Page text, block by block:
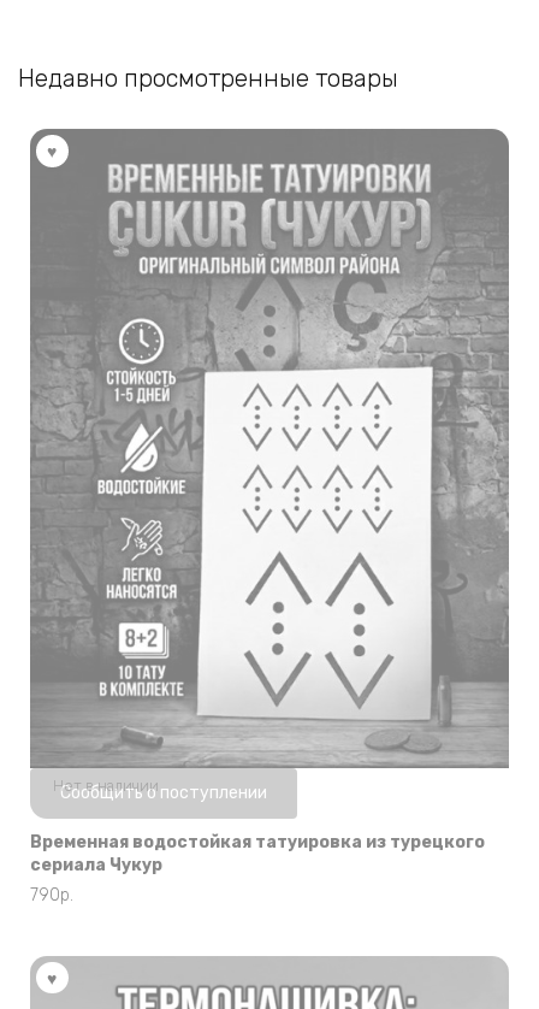
Недавно просмотренные товары
Нет в наличии
Сообщить о поступлении
Временная водостойкая татуировка из турецкого
сериала Чукур
790р.